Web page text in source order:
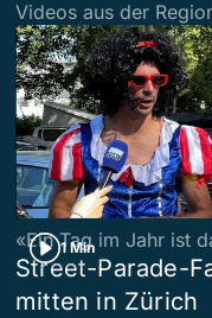
Videos aus der
1 Min
«Ein Tag im Jahr ist
Street-Parade-
mitten in Zürich